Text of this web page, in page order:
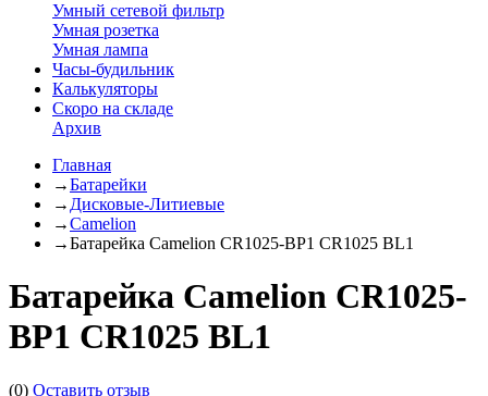
Умный сетевой фильтр
Умная розетка
Умная лампа
Часы-будильник
Калькуляторы
Скоро на складе
Архив
Главная
→Батарейки
→ Дисковые-Литиевые
→Camelion
→Батарейка Camelion CR1025-BP1 CR1025 BL1
Батарейка Camelion CR1025-
BP1 CR1025 BL1
(0) Оставить отзыв